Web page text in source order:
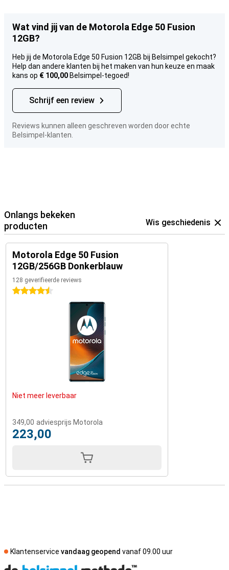
Wat vind jij van de Motorola Edge 50 Fusion
12GB?
Heb jij de Motorola Edge 50 Fusion 12GB bij Belsimpel gekocht?
Help dan andere klanten bij het maken van hun keuze en maak
kans op € 100,00 Belsimpel-tegoed!
Schrijf een review
Reviews kunnen alleen geschreven worden door echte
Belsimpel-klanten.
Onlangs bekeken
producten
Wis geschiedenis
Motorola Edge 50 Fusion
12GB/256GB Donkerblauw
128 geverifieerde reviews
4.5 sterren
Niet meer leverbaar
349,00 adviesprijs Motorola
223,00
Klantenservice vandaag geopend vanaf 09.00 uur